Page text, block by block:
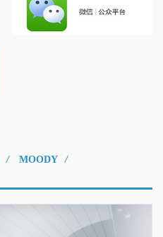
/ MOODY /